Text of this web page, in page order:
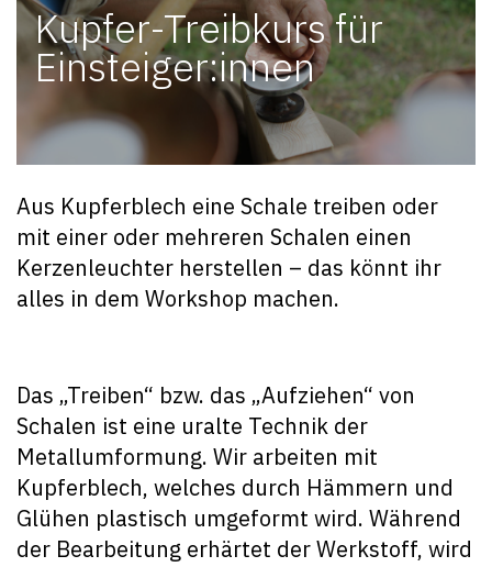
Kupfer-Treibkurs für
Einsteiger:innen
Aus Kupferblech eine Schale treiben oder
mit einer oder mehreren Schalen einen
Kerzenleuchter herstellen – das könnt ihr
alles in dem Workshop machen.
Das „Treiben“ bzw. das „Aufziehen“ von
Schalen ist eine uralte Technik der
Metallumformung. Wir arbeiten mit
Kupferblech, welches durch Hämmern und
Glühen plastisch umgeformt wird. Während
der Bearbeitung erhärtet der Werkstoff, wird